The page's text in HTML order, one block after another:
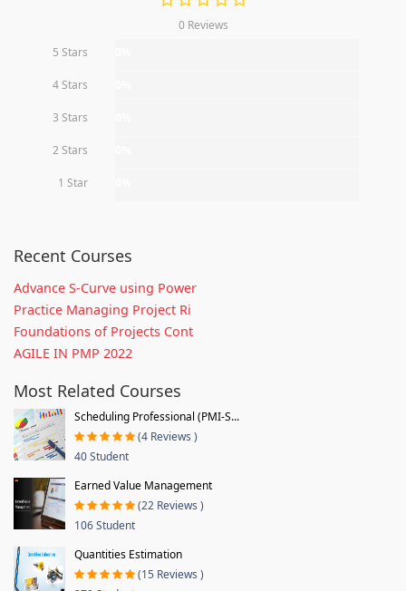
0 Reviews
5 Stars
4 Stars
3 Stars
2 Stars
1 Star
Recent Courses
Advance S-Curve using Power
Practice Managing Project Ri
Foundations of Projects Cont
AGILE IN PMP 2022
Most Related Courses
Scheduling Professional (PMI-S...
(4 Reviews )
40 Student
Earned Value Management
(22 Reviews )
106 Student
Quantities Estimation
(15 Reviews )